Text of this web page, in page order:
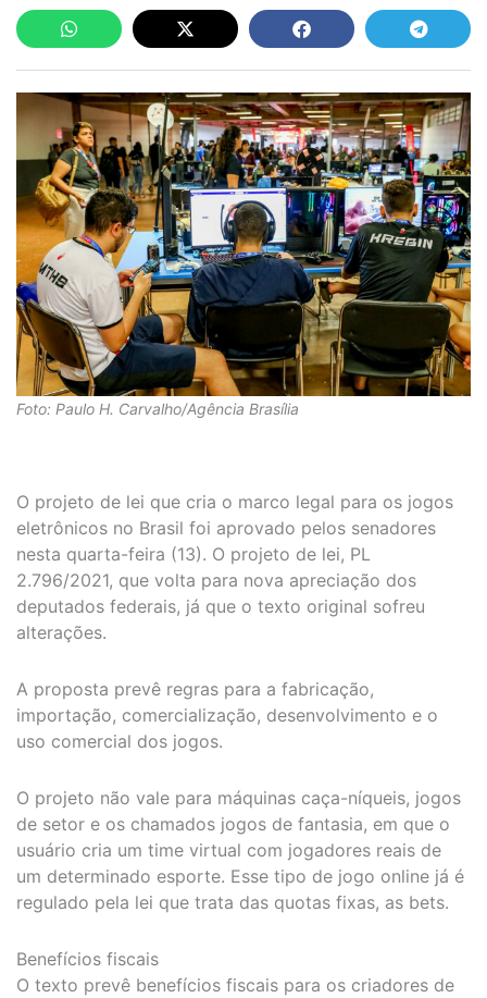
Foto: Paulo H. Carvalho/Agência Brasília
O projeto de lei que cria o marco legal para os jogos
eletrônicos no Brasil foi aprovado pelos senadores
nesta quarta-feira (13). O projeto de lei, PL
2.796/2021, que volta para nova apreciação dos
deputados federais, já que o texto original sofreu
alterações.
A proposta prevê regras para a fabricação,
importação, comercialização, desenvolvimento e o
uso comercial dos jogos.
O projeto não vale para máquinas caça-níqueis, jogos
de setor e os chamados jogos de fantasia, em que o
usuário cria um time virtual com jogadores reais de
um determinado esporte. Esse tipo de jogo online já é
regulado pela lei que trata das quotas fixas, as bets.
Benefícios fiscais
O texto prevê benefícios fiscais para os criadores de